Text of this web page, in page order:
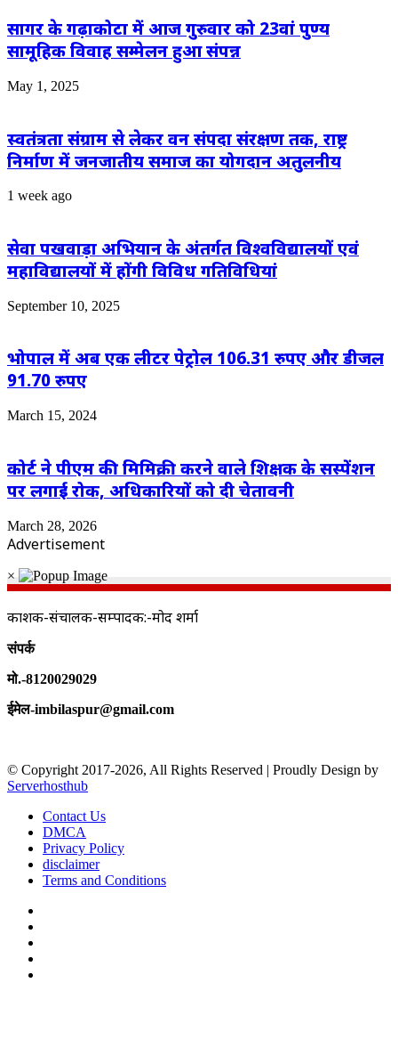
सागर के गढ़ाकोटा में आज गुरुवार को 23वां पुण्य
सामूहिक विवाह सम्मेलन हुआ संपन्न
May 1, 2025
स्वतंत्रता संग्राम से लेकर वन संपदा संरक्षण तक, राष्ट्र
निर्माण में जनजातीय समाज का योगदान अतुलनीय
1 week ago
सेवा पखवाड़ा अभियान के अंतर्गत विश्वविद्यालयों एवं
महाविद्यालयों में होंगी विविध गतिविधियां
September 10, 2025
भोपाल में अब एक लीटर पेट्रोल 106.31 रुपए और डीजल
91.70 रुपए
March 15, 2024
कोर्ट ने पीएम की मिमिक्री करने वाले शिक्षक के सस्पेंशन
पर लगाई रोक, अधिकारियों को दी चेतावनी
March 28, 2026
Advertisement
×
प्रकाशक-संचालक-सम्पादक:-प्रमोद शर्मा
संपर्क
मो.-8120029029
ईमेल-imbilaspur@gmail.com
© Copyright 2017-2026, All Rights Reserved | Proudly Design by
Serverhosthub
Contact Us
DMCA
Privacy Policy
disclaimer
Terms and Conditions